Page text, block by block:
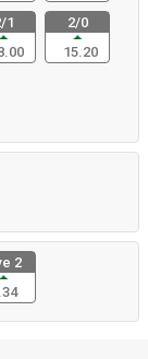
1
2/0
15.20
2